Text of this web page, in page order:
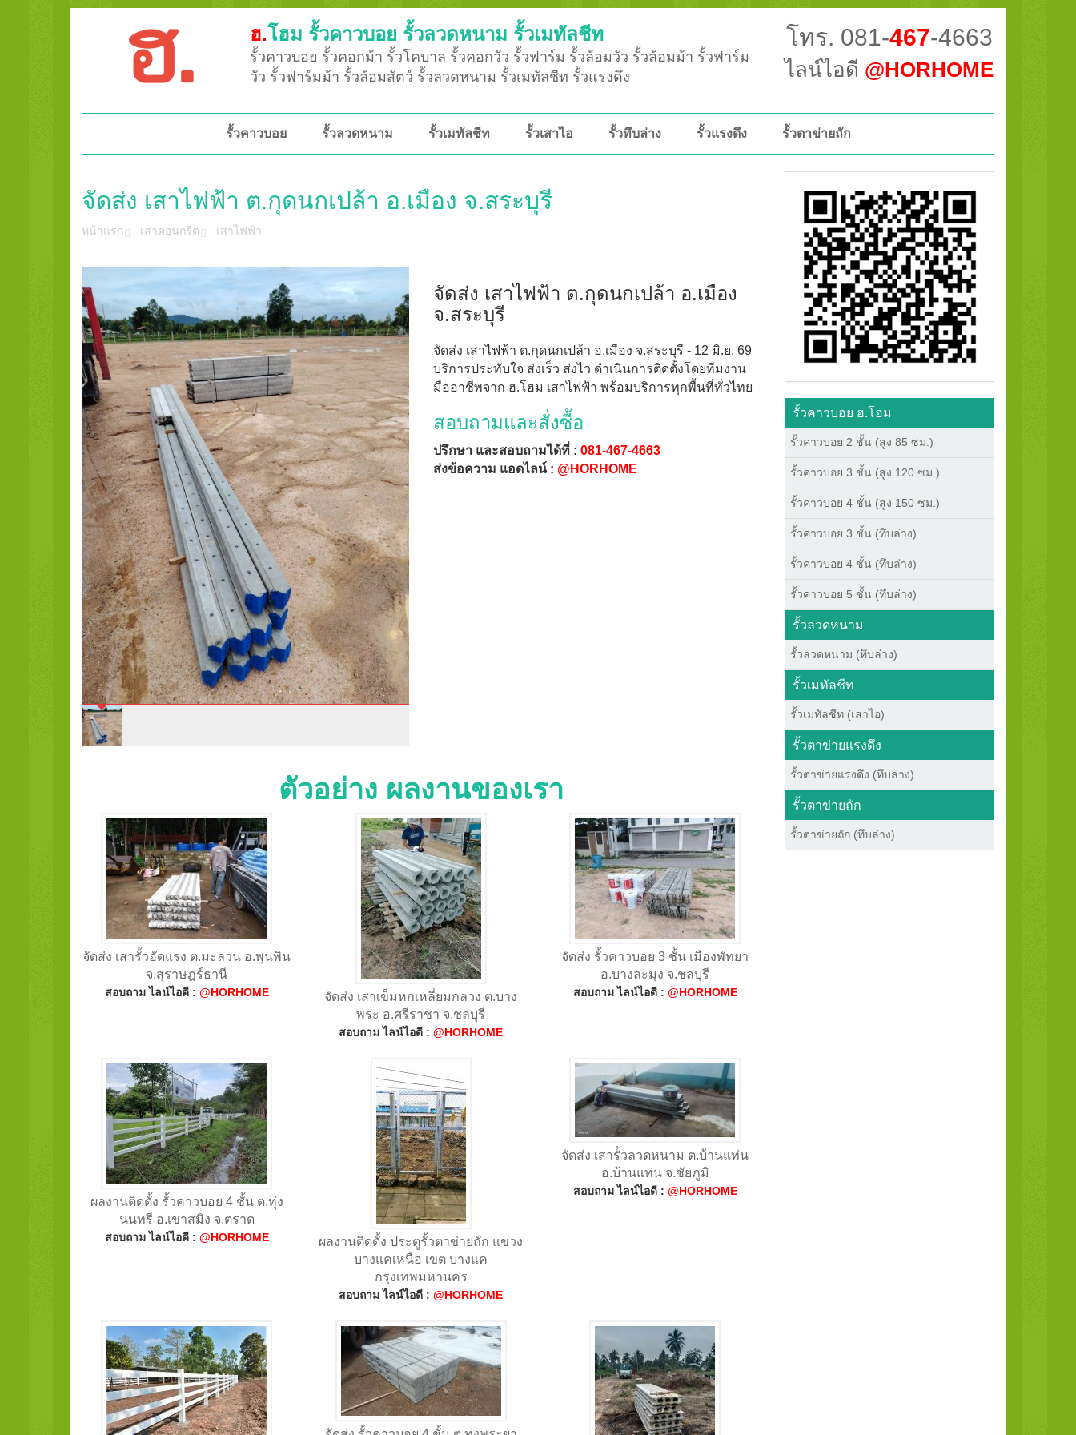
ฮ.โฮม รั้วคาวบอย รั้วลวดหนาม รั้วเมทัลชีท
รั้วคาวบอย รั้วคอกม้า รั้วโคบาล รั้วคอกวัว รั้วฟาร์ม รั้วล้อมวัว รั้วล้อมม้า รั้วฟาร์ม
วัว รั้วฟาร์มม้า รั้วล้อมสัตว์ รั้วลวดหนาม รั้วเมทัลชีท รั้วแรงดึง
โทร. 081-467-4663
ไลน์ไอดี @HORHOME
รั้วคาวบอย รั้วลวดหนาม รั้วเมทัลชีท รั้วเสาไอ รั้วทึบล่าง รั้วแรงดึง รั้วตาข่ายถัก
จัดส่ง เสาไฟฟ้า ต.กุดนกเปล้า อ.เมือง จ.สระบุรี
หน้าแรก เสาคอนกรีต เสาไฟฟ้า
จัดส่ง เสาไฟฟ้า ต.กุดนกเปล้า อ.เมือง
จ.สระบุรี
จัดส่ง เสาไฟฟ้า ต.กุดนกเปล้า อ.เมือง จ.สระบุรี - 12 มิ.ย. 69
บริการประทับใจ ส่งเร็ว ส่งไว ดำเนินการติดตั้งโดยทีมงาน
มืออาชีพจาก ฮ.โฮม เสาไฟฟ้า พร้อมบริการทุกพื้นที่ทั่วไทย
สอบถามและสั่งซื้อ
ปรึกษา และสอบถามได้ที่ : 081-467-4663
ส่งข้อความ แอดไลน์ : @HORHOME
ตัวอย่าง ผลงานของเรา
จัดส่ง เสารั้วอัดแรง ต.มะลวน อ.พุนพิน
จ.สุราษฎร์ธานี
สอบถาม ไลน์ไอดี : @HORHOME
จัดส่ง เสาเข็มหกเหลี่ยมกลวง ต.บาง
พระ อ.ศรีราชา จ.ชลบุรี
สอบถาม ไลน์ไอดี :@HORHOME
จัดส่ง รั้วคาวบอย 3 ชั้น เมืองพัทยา
อ.บางละมุง จ.ชลบุรี
สอบถาม ไลน์ไอดี : @HORHOME
ผลงานติดตั้ง รั้วคาวบอย 4 ชั้น ต.ทุ่ง
นนทรี อ.เขาสมิง จ.ตราด
สอบถาม ไลน์ไอดี : @HORHOME
ผลงานติดตั้ง ประตูรั้วตาข่ายถัก แขวง
บางแคเหนือ เขต บางแค
กรุงเทพมหานคร
สอบถาม ไลน์ไอดี :@HORHOME
จัดส่ง เสารั้วลวดหนาม ต.บ้านแท่น
อ.บ้านแท่น จ.ชัยภูมิ
สอบถาม ไลน์ไอดี : @HORHOME
รั้วคาวบอย ฮ.โฮม
รั้วคาวบอย 2 ชั้น (สูง 85 ซม.)
รั้วคาวบอย 3 ชั้น (สูง 120 ซม.)
รั้วคาวบอย 4 ชั้น (สูง 150 ซม.)
รั้วคาวบอย 3 ชั้น (ทึบล่าง)
รั้วคาวบอย 4 ชั้น (ทึบล่าง)
รั้วคาวบอย 5 ชั้น (ทึบล่าง)
รั้วลวดหนาม
รั้วลวดหนาม (ทึบล่าง)
รั้วเมทัลชีท
รั้วเมทัลชีท (เสาไอ)
รั้วตาข่ายแรงดึง
รั้วตาข่ายแรงดึง (ทึบล่าง)
รั้วตาข่ายถัก
รั้วตาข่ายถัก (ทึบล่าง)